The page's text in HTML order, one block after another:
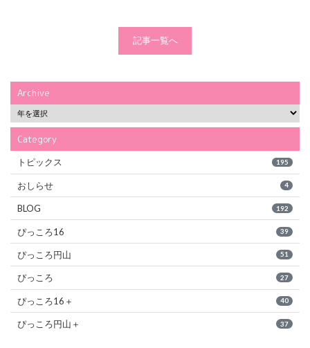
記事一覧へ
Archive
Category
トピックス 195
おしらせ 4
BLOG 192
ぴっころ16 39
ぴっころ円山 51
ぴっころ 27
ぴっころ16＋ 40
ぴっころ円山＋ 37